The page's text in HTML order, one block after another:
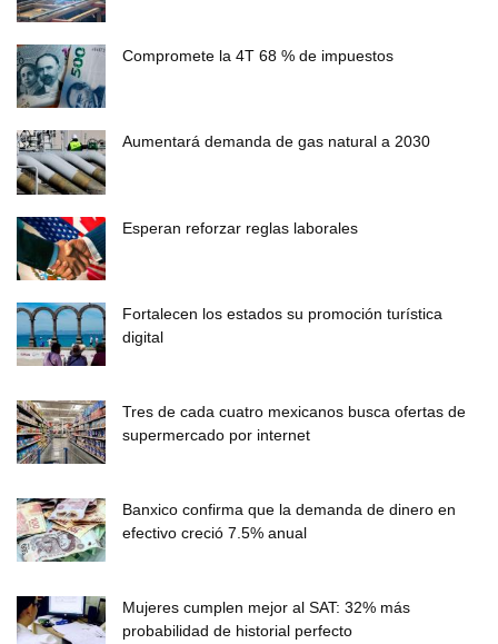
Compromete la 4T 68 % de impuestos
Aumentará demanda de gas natural a 2030
Esperan reforzar reglas laborales
Fortalecen los estados su promoción turística
digital
Tres de cada cuatro mexicanos busca ofertas de
supermercado por internet
Banxico confirma que la demanda de dinero en
efectivo creció 7.5% anual
Mujeres cumplen mejor al SAT: 32% más
probabilidad de historial perfecto